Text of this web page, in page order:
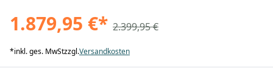
1.879,95 €* 2.399,95 €
*inkl. ges. MwStzzgl.Versandkosten